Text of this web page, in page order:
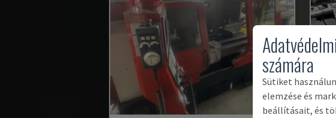
számára
Sütiket
elemzése és
beállításait, és